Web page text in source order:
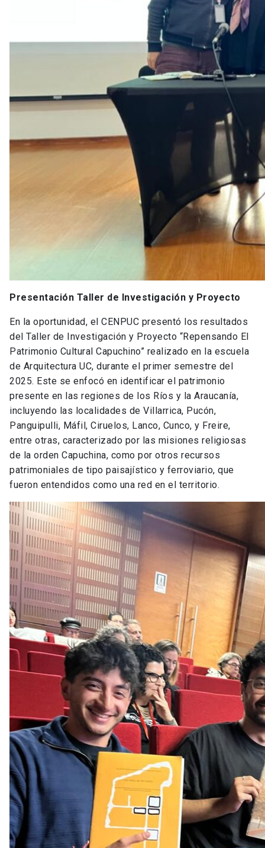
Presentación Taller de Investigación y Proyecto
En la oportunidad, el CENPUC presentó los resultados
del Taller de Investigación y Proyecto “Repensando El
Patrimonio Cultural Capuchino” realizado en la escuela
de Arquitectura UC, durante el primer semestre del
2025. Este se enfocó en identificar el patrimonio
presente en las regiones de los Ríos y la Araucanía,
incluyendo las localidades de Villarrica, Pucón,
Panguipulli, Máfil, Ciruelos, Lanco, Cunco, y Freire,
entre otras, caracterizado por las misiones religiosas
de la orden Capuchina, como por otros recursos
patrimoniales de tipo paisajístico y ferroviario, que
fueron entendidos como una red en el territorio.